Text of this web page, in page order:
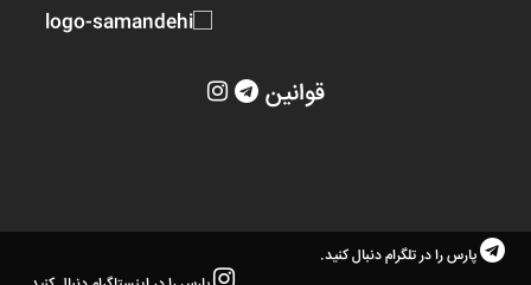
قوانین
پارس را در تلگرام دنبال کنید.